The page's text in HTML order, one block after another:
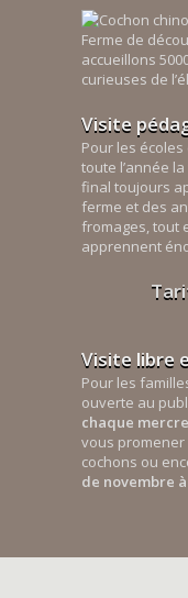
Ferme de
accueillons
curieuses de
Visite
Pour les
toute l’année
final toujours
ferme et des
fromages, tout
apprennent
Visite libre
Pour les
ouverte au
chaque
vous promener
cochons ou
de novembre